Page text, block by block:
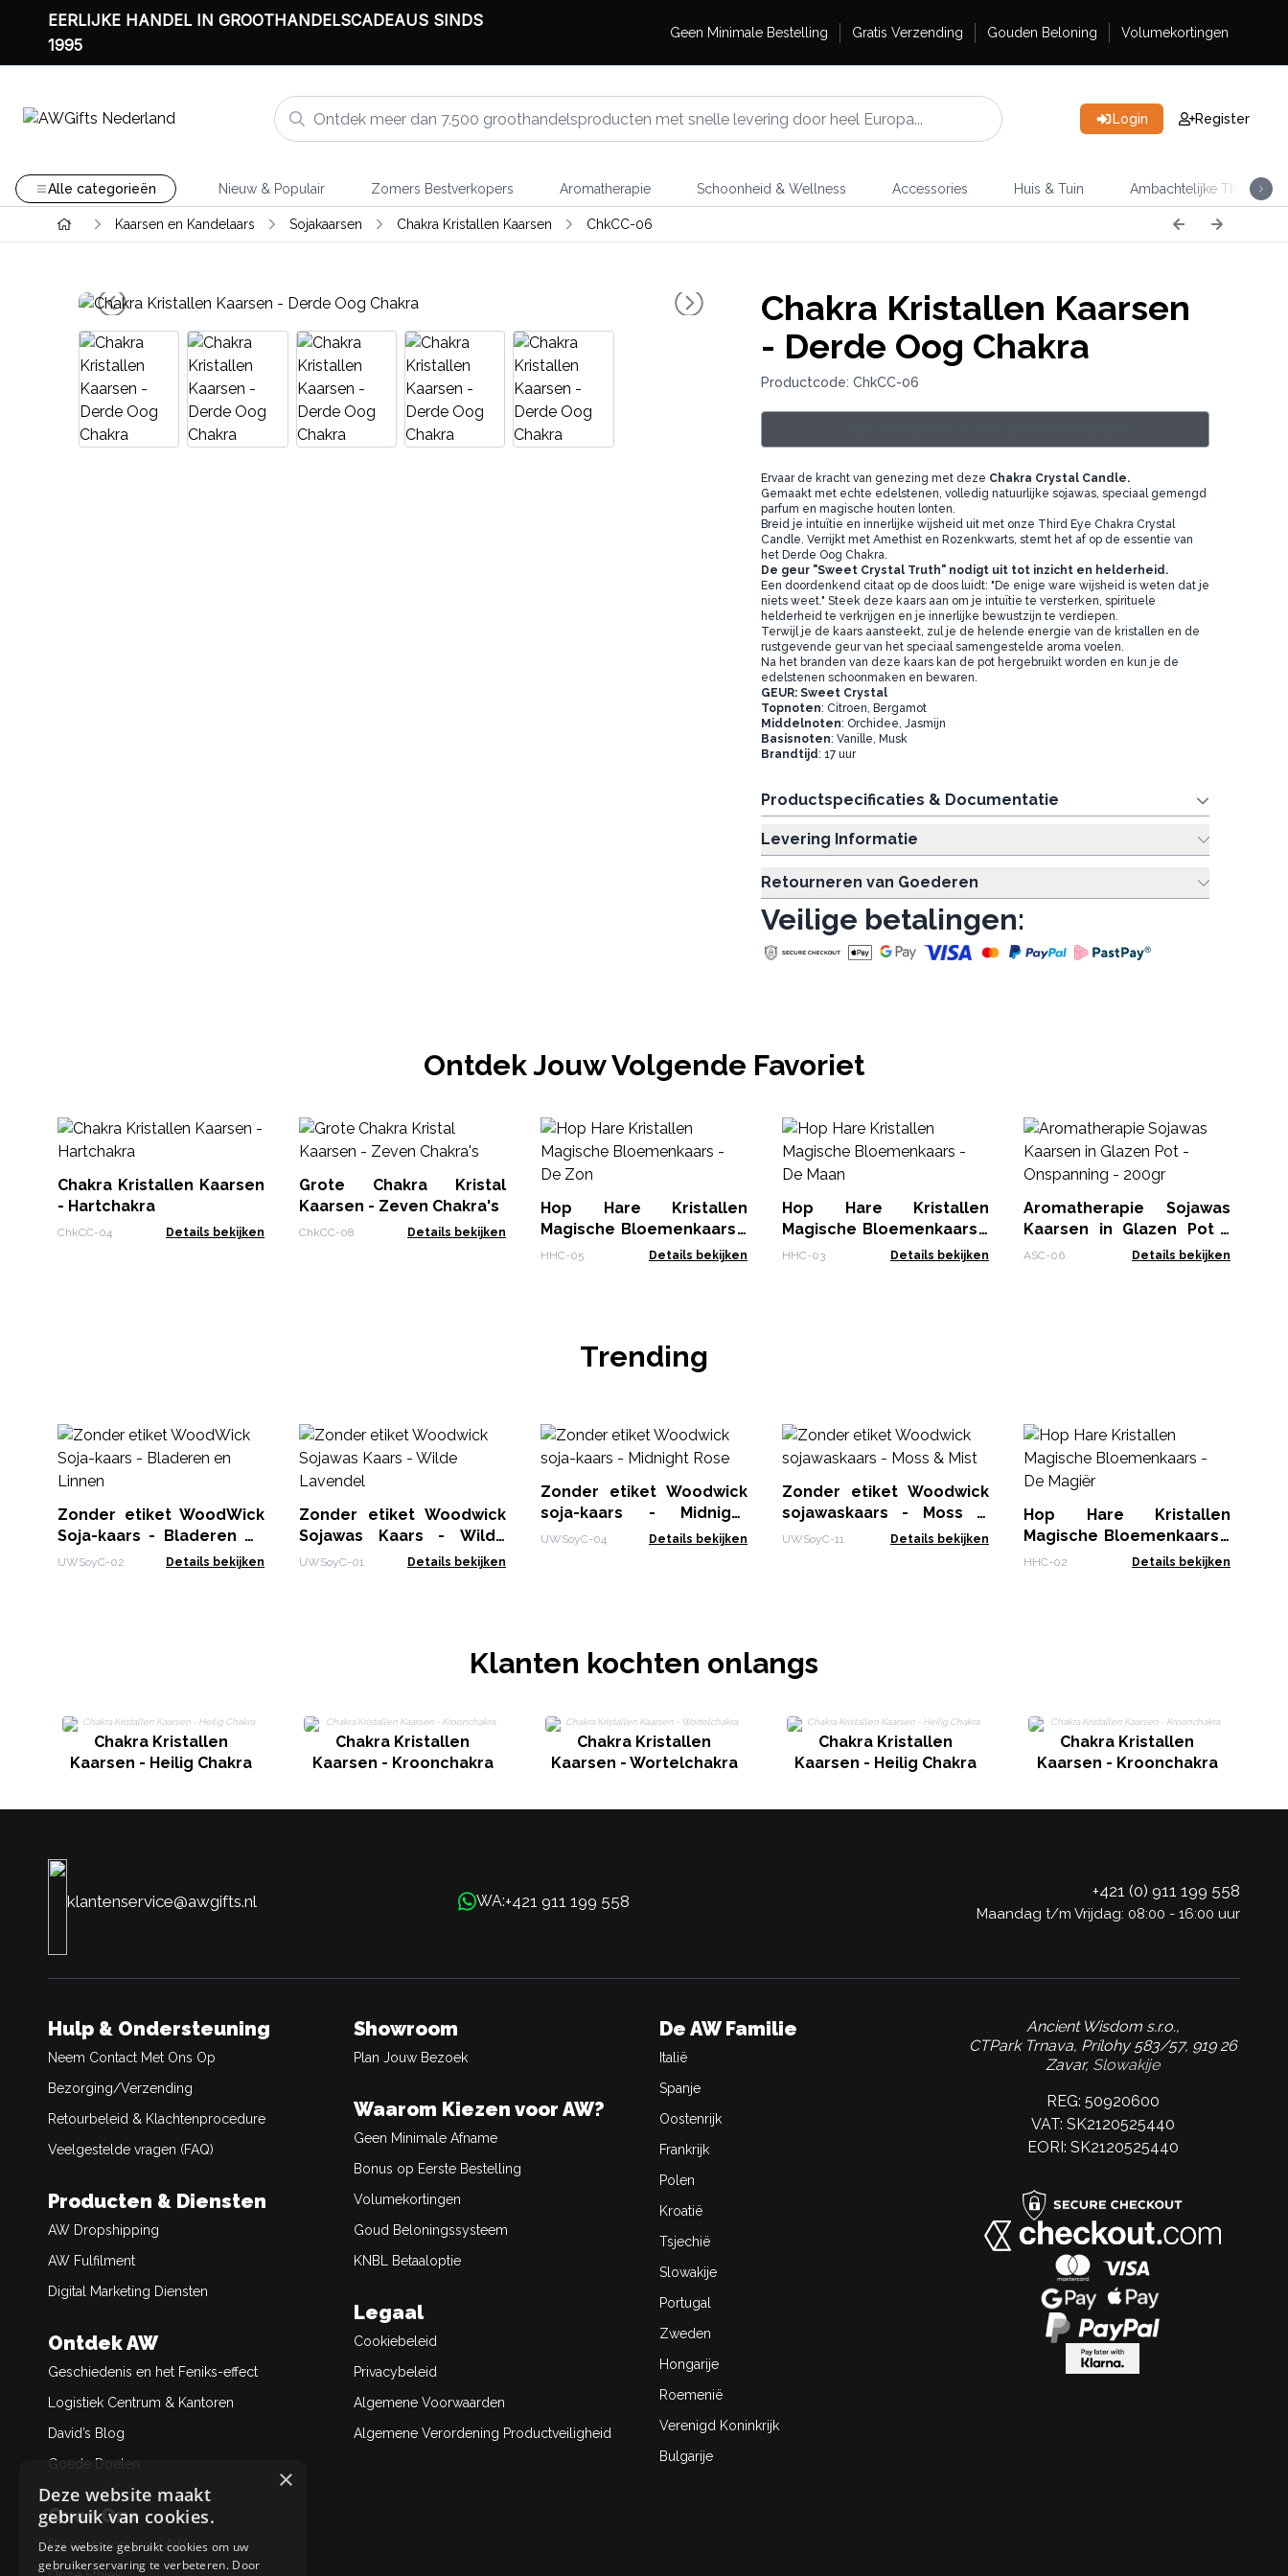
EERLIJKE HANDEL IN GROOTHANDELSCADEAUS SINDS
1995
Geen Minimale Bestelling Gratis Verzending Gouden Beloning Volumekortingen
Login Register
Alle categorieën Nieuw & Populair Zomers Bestverkopers Aromatherapie Schoonheid & Wellness Accessories Huis & Tuin Ambachtelijke Thee
Kaarsen en Kandelaars Sojakaarsen Chakra Kristallen Kaarsen ChkCC-06
Chakra Kristallen Kaarsen
- Derde Oog Chakra
Productcode: ChkCC-06
Ervaar de kracht van genezing met deze Chakra Crystal Candle.
Gemaakt met echte edelstenen, volledig natuurlijke sojawas, speciaal gemengd
parfum en magische houten lonten.
Breid je intuïtie en innerlijke wijsheid uit met onze Third Eye Chakra Crystal
Candle. Verrijkt met Amethist en Rozenkwarts, stemt het af op de essentie van
het Derde Oog Chakra.
De geur "Sweet Crystal Truth" nodigt uit tot inzicht en helderheid.
Een doordenkend citaat op de doos luidt: "De enige ware wijsheid is weten dat je
niets weet." Steek deze kaars aan om je intuïtie te versterken, spirituele
helderheid te verkrijgen en je innerlijke bewustzijn te verdiepen.
Terwijl je de kaars aansteekt, zul je de helende energie van de kristallen en de
rustgevende geur van het speciaal samengestelde aroma voelen.
Na het branden van deze kaars kan de pot hergebruikt worden en kun je de
edelstenen schoonmaken en bewaren.
GEUR: Sweet Crystal
Topnoten: Citroen, Bergamot
Middelnoten: Orchidee, Jasmijn
Basisnoten: Vanille, Musk
Brandtijd: 17 uur
Productspecificaties & Documentatie
Levering Informatie
Retourneren van Goederen
Veilige betalingen:
Ontdek Jouw Volgende Favoriet
Chakra Kristallen Kaarsen
- Hartchakra
ChkCC-04 Details bekijken
Grote Chakra Kristal
Kaarsen - Zeven Chakra's
ChkCC-08 Details bekijken
Hop Hare Kristallen
Magische Bloemenkaars -
De Zon
HHC-05 Details bekijken
Hop Hare Kristallen
Magische Bloemenkaars -
De Maan
HHC-03 Details bekijken
Aromatherapie Sojawas
Kaarsen in Glazen Pot -
Onspanning - 200gr
ASC-06 Details bekijken
Trending
Zonder etiket WoodWick
Soja-kaars - Bladeren en
Linnen
UWSoyC-02 Details bekijken
Zonder etiket Woodwick
Sojawas Kaars - Wilde
Lavendel
UWSoyC-01 Details bekijken
Zonder etiket Woodwick
soja-kaars - Midnight
Rose
UWSoyC-04 Details bekijken
Zonder etiket Woodwick
sojawaskaars - Moss &
Mist
UWSoyC-11 Details bekijken
Hop Hare Kristallen
Magische Bloemenkaars -
De Magiër
HHC-02 Details bekijken
Klanten kochten onlangs
Chakra Kristallen
Kaarsen - Heilig Chakra
Chakra Kristallen
Kaarsen - Kroonchakra
Chakra Kristallen
Kaarsen - Wortelchakra
Chakra Kristallen
Kaarsen - Heilig Chakra
Chakra Kristallen
Kaarsen - Kroonchakra
klantenservice@awgifts.nl WA:+421 911 199 558
+421 (0) 911 199 558
Maandag t/m Vrijdag: 08:00 - 16:00 uur
Hulp & Ondersteuning
Neem Contact Met Ons Op
Bezorging/Verzending
Retourbeleid & Klachtenprocedure
Veelgestelde vragen (FAQ)
Producten & Diensten
AW Dropshipping
AW Fulfilment
Digital Marketing Diensten
Ontdek AW
Geschiedenis en het Feniks-effect
Logistiek Centrum & Kantoren
David’s Blog
Goede Doelen
Over Ons
De oorsprong van AW
Showroom
Plan Jouw Bezoek
Waarom Kiezen voor AW?
Geen Minimale Afname
Bonus op Eerste Bestelling
Volumekortingen
Goud Beloningssysteem
KNBL Betaaloptie
Legaal
Cookiebeleid
Privacybeleid
Algemene Voorwaarden
Algemene Verordening Productveiligheid
De AW Familie
Italië
Spanje
Oostenrijk
Frankrijk
Polen
Kroatië
Tsjechië
Slowakije
Portugal
Zweden
Hongarije
Roemenië
Verenigd Koninkrijk
Bulgarije
Ancient Wisdom s.r.o.,
CTPark Trnava, Prílohy 583/57, 919 26
Zavar, Slowakije
REG: 50920600
VAT: SK2120525440
EORI: SK2120525440
×
Deze website maakt
gebruik van cookies.
Deze website gebruikt cookies om uw
gebruikerservaring te verbeteren. Door